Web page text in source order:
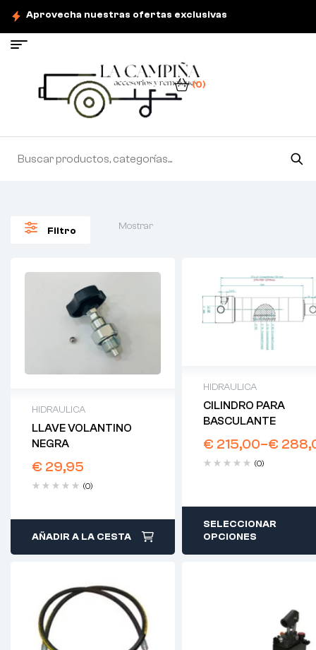
Aprovecha nuestras ofertas exclusivas
(0)
Filtro Mostrar
HIDRAULICA
LLAVE VOLANTINO
NEGRA
€ 29,95
(0)
AÑADIR A LA CESTA
HIDRAULICA
CILINDRO PARA
BASCULANTE
€ 215,00–€
(0)
SELECCIONAR
OPCIONES